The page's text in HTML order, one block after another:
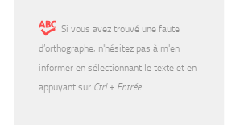
Si vous avez trouvé une faute
d’orthographe, n'hésitez pas à m'en
informer en sélectionnant le texte et en
appuyant sur Ctrl + Entrée.